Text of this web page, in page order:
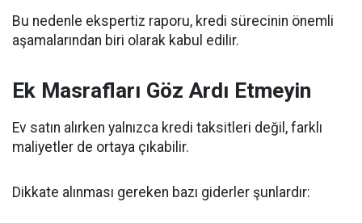
Bu nedenle ekspertiz raporu, kredi sürecinin önemli
aşamalarından biri olarak kabul edilir.
Ek Masrafları Göz Ardı Etmeyin
Ev satın alırken yalnızca kredi taksitleri değil, farklı
maliyetler de ortaya çıkabilir.
Dikkate alınması gereken bazı giderler şunlardır: